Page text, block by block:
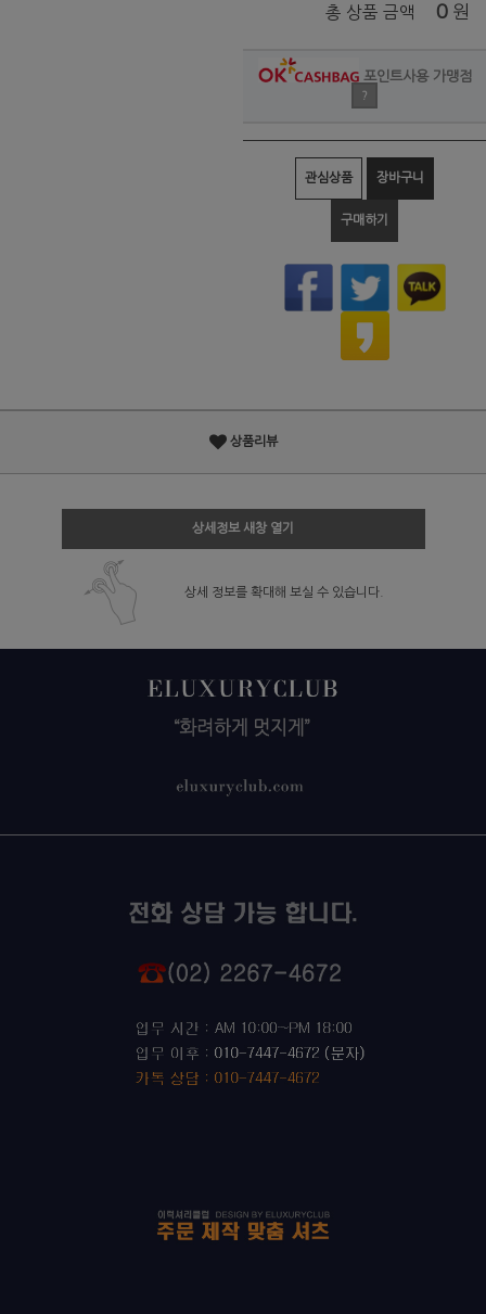
총 상품 금액 0 원
포인트사용 가맹점
?
관심상품 장바구니
구매하기
상품리뷰
상세정보 새창 열기
상세 정보를 확대해 보실 수 있습니다.